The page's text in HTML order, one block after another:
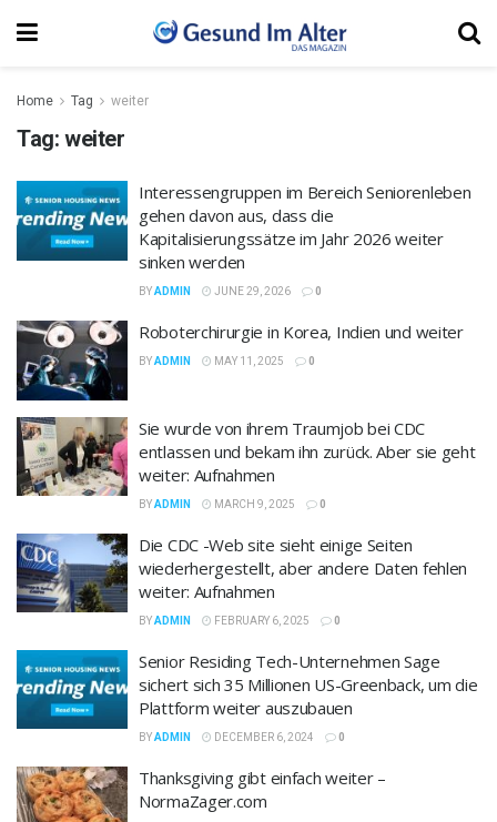
Home Tag weiter
Tag: weiter
Interessengruppen im Bereich Seniorenleben
gehen davon aus, dass die
Kapitalisierungssätze im Jahr 2026 weiter
sinken werden
BYADMIN JUNE 29, 2026 0
Roboterchirurgie in Korea, Indien und weiter
BYADMIN MAY 11, 2025 0
Sie wurde von ihrem Traumjob bei CDC
entlassen und bekam ihn zurück. Aber sie geht
weiter: Aufnahmen
BYADMIN MARCH 9, 2025 0
Die CDC -Web site sieht einige Seiten
wiederhergestellt, aber andere Daten fehlen
weiter: Aufnahmen
BYADMIN FEBRUARY 6, 2025 0
Senior Residing Tech-Unternehmen Sage
sichert sich 35 Millionen US-Greenback, um die
Plattform weiter auszubauen
BYADMIN DECEMBER 6, 2024 0
Thanksgiving gibt einfach weiter –
NormaZager.com